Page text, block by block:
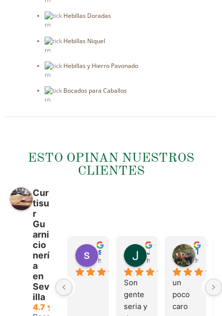
Hebillas Doradas
rn
Hebillas Niquel
rn
Hebillas y Hierro Pavonado
rn
Bocados para Caballos
rn
ESTO OPINAN NUESTROS
CLIENTES
Cur
tisu
r
Gu
arni
cio
nerí
a
en
Sev
illa
4.7
hace 4 meses hace 4 meses
Son
gente
seria y
hace 4
un
poco
caro